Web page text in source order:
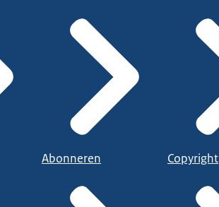
Abonneren Copyright